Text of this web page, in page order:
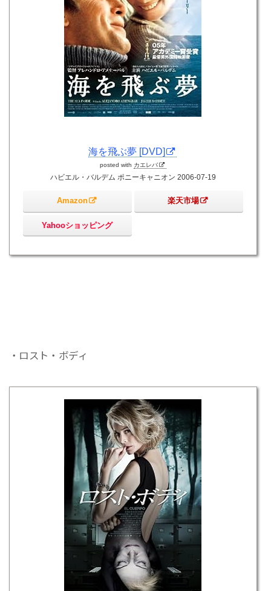
海を飛ぶ夢 [DVD]
posted with カエレバ
ハビエル・バルデム ポニーキャニオン 2006-07-19
Amazon 楽天市場
Yahooショッピング
・ロスト・ボディ